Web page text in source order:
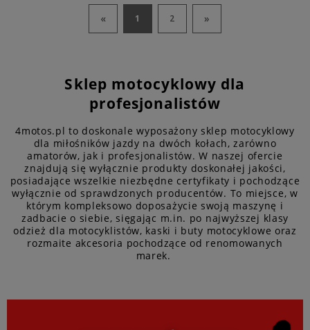
« 1 2 »
Sklep motocyklowy dla
profesjonalistów
4motos.pl to doskonale wyposażony sklep motocyklowy
dla miłośników jazdy na dwóch kołach, zarówno
amatorów, jak i profesjonalistów. W naszej ofercie
znajdują się wyłącznie produkty doskonałej jakości,
posiadające wszelkie niezbędne certyfikaty i pochodzące
wyłącznie od sprawdzonych producentów. To miejsce, w
którym kompleksowo doposażycie swoją maszynę i
zadbacie o siebie, sięgając m.in. po najwyższej klasy
odzież dla motocyklistów, kaski i buty motocyklowe oraz
rozmaite akcesoria pochodzące od renomowanych
marek.